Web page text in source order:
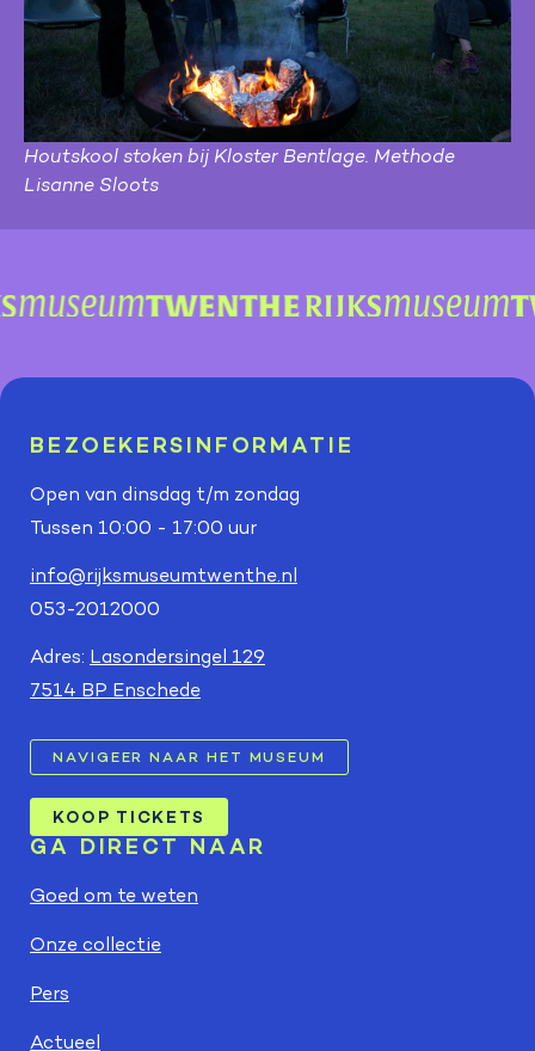
Houtskool stoken bij Kloster Bentlage. Methode
Lisanne Sloots
BEZOEKERSINFORMATIE
Open van dinsdag t/m zondag
Tussen 10:00 - 17:00 uur
info@rijksmuseumtwenthe.nl
053-2012000
Adres: Lasondersingel 129
7514 BP Enschede
NAVIGEER NAAR HET MUSEUM
KOOP TICKETS
GA DIRECT NAAR
Goed om te weten
Onze collectie
Pers
Actueel